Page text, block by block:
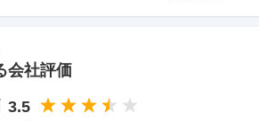
会社評価
3.5